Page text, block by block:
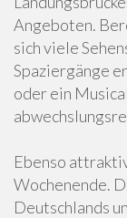
Angeboten.
sich viele
Spaziergänge
oder ein
Ebenso
Wochenende.
Deutschlands